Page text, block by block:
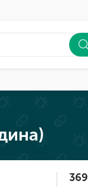
369